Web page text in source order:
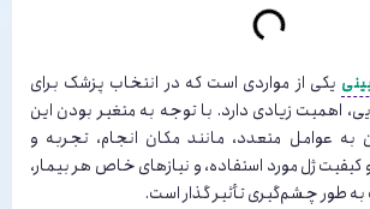
یکی از مواردی است که در انتخاب پزشک برای
اهمیت زیادی دارد. با توجه به متغیر بودن این
به عوامل متعدد، مانند مکان انجام، تجربه و
ژل مورد استفاده، و نیازهای خاص هر بیمار،
طور چشم‌گیری تأثیر گذار است.